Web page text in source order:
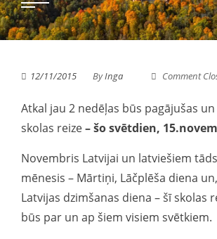
12/11/2015 ByInga Comment
Atkal jau 2 nedēļas būs pagājušas
skolas reize– šo svētdien,
Novembris Latvijai un latviešiem
mēnesis – Mārtiņi, Lāčplēša diena
Latvijas dzimšanas diena – šī skolas
būs par un ap šiem visiem svētkiem.